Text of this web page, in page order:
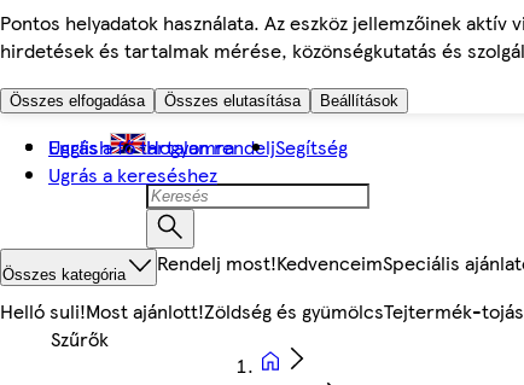
Pontos helyadatok használata. Az eszköz jellemzőinek
hirdetések és tartalmak mérése, közönségkutatás és
Összes elfogadása Összes elutasítása Beállítások
Ugrás a fő tartalomra
Ugrás a kereséshez
English Hogyan rendeljSegítség
Összes kategória Rendelj most!KedvenceimSpeciális
Helló suli!Most ajánlott!Zöldség és gyümölcsTejtermék-tojás